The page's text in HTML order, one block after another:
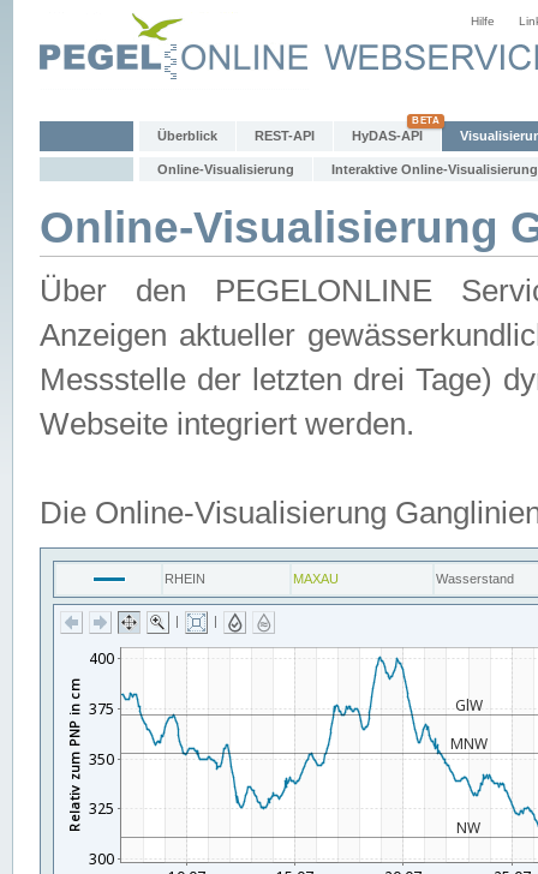
Hilfe
Überblick REST-API HyDAS-API
Online-Visualisierung Interaktive Online-Visualisierung
Online-Visualisierung
Über den PEGELONLINE
Anzeigen aktueller
Messstelle der letzten drei Tage)
Webseite integriert werden.
Die Online-Visualisierung